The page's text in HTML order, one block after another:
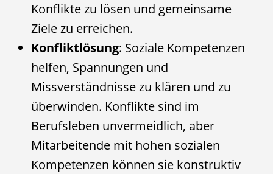
Konflikte zu lösen und gemeinsame
Ziele zu erreichen.
Konfliktlösung: Soziale Kompetenzen
helfen, Spannungen und
Missverständnisse zu klären und zu
überwinden. Konflikte sind im
Berufsleben unvermeidlich, aber
Mitarbeitende mit hohen sozialen
Kompetenzen können sie konstruktiv